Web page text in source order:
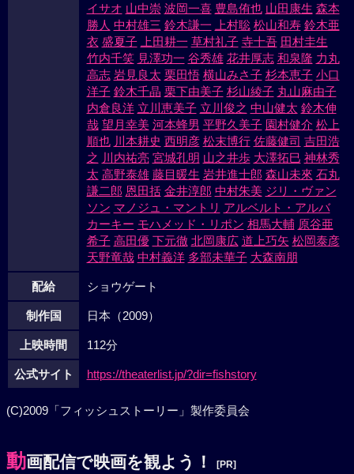
イサオ 山中崇 波岡一喜 豊島侑也 山田康生 森本
勝人 中村雄三 鈴木謙一 上村聡 松山和寿 鈴木亜
衣 盛夏子 上田耕一 草村礼子 寺十吾 田村圭生
竹内千笑 見澤功一 谷秀雄 花井厚志 和泉隆 力丸
高志 岩見良太 栗田悟 横山みさ子 杉本恵子 小口
洋子 鈴木千晶 栗下由美子 杉山綾子 丸山麻由子
内倉良洋 立川恵美子 立川俊之 中山健太 鈴木伸
哉 望月幸美 河本蜂男 平野久美子 園村健介 松上
順也 川本耕史 西明彦 松末博行 佐藤健司 吉田浩
之 川内祐亮 宮城孔明 山之井歩 大澤拓巳 神林秀
太 高野泰雄 藤目暖生 岩井進士郎 森山未來 石丸
謙二郎 恩田括 金井淳郎 中村朱美 ジリ・ヴァン
ソン マノジュ・マントリ アルベルト・アルバ
カーキー モハメッド・リポン 相馬大輔 原谷亜
希子 高田優 下元徹 北岡康広 道上巧矢 松岡泰彦
天野竜哉 中村義洋 多部未華子 大森南朋
配給 ショウゲート
制作国 日本（2009）
上映時間 112分
公式サイト https://theaterlist.jp/?dir=fishstory
(C)2009「フィッシュストーリー」製作委員会
動画配信で映画を観よう！ [PR]